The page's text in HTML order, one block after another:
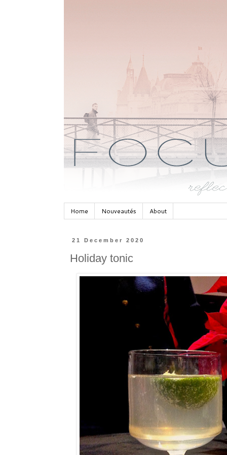
Home Nouveautés About
21 December 2020
Holiday tonic